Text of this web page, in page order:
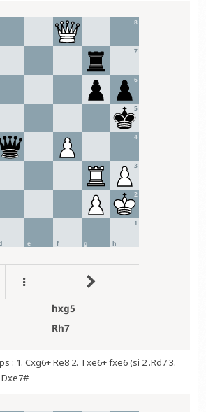
: 1. Cxg6+ Re8 2. Txe6+ fxe6 (si 2 .Rd7 3.
Dxe7#